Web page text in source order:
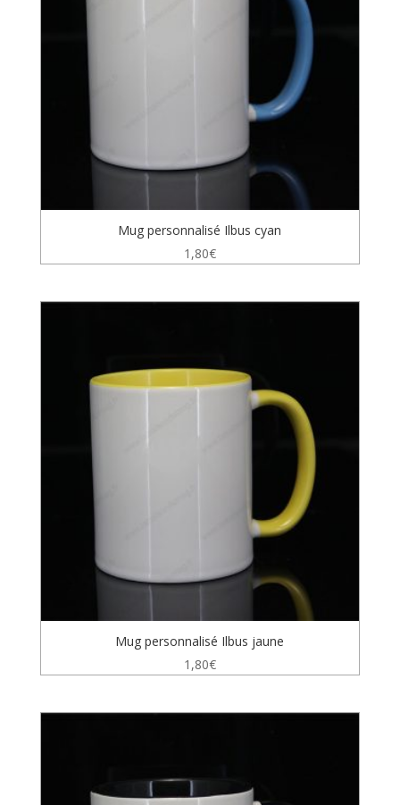
Mug personnalisé Ilbus cyan
1,80€
Mug personnalisé Ilbus jaune
1,80€